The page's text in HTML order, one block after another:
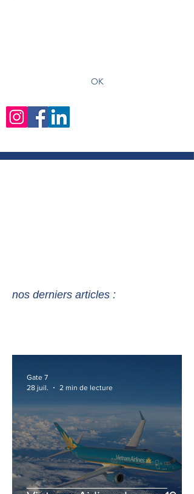
OK
nos derniers articles :
Gate 7
28 juil.
2 min de lecture